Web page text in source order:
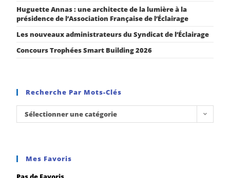
Huguette Annas : une architecte de la lumière à la
présidence de l’Association Française de l’Éclairage
Les nouveaux administrateurs du Syndicat de l’Éclairage
Concours Trophées Smart Building 2026
Recherche Par Mots-Clés
Sélectionner une catégorie
Mes Favoris